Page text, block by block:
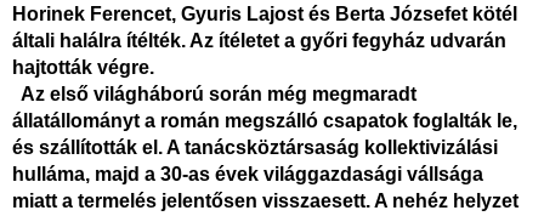
Horinek Ferencet, Gyuris Lajost és Berta Józsefet kötél
általi halálra ítélték. Az ítéletet a győri fegyház udvarán
hajtották végre.
Az első világháború során még megmaradt
állatállományt a román megszálló csapatok foglalták le,
és szállították el. A tanácsköztársaság kollektivizálási
hulláma, majd a 30-as évek világgazdasági vállsága
miatt a termelés jelentősen visszaesett. A nehéz helyzet